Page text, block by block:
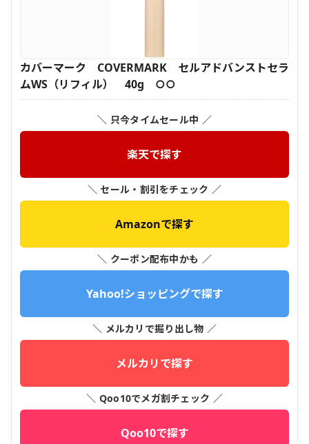
カバーマーク COVERMARK セルアドバンストセラ
ムWS（リフィル） 40g ○○
＼ 只今タイムセール中 ／
楽天で探す
＼ セール・割引をチェック ／
Amazonで探す
＼ クーポン配布中かも ／
Yahoo!ショッピングで探す
＼ メルカリで掘り出し物 ／
メルカリで探す
＼ Qoo10でメガ割チェック ／
Qoo10で探す